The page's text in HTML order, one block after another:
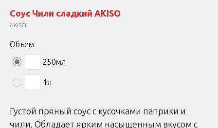
Соус Чили сладкий AKISO
AKISO
Объем
250мл
1л
Густой пряный соус с кусочками паприки и
чили. Обладает ярким насыщенным вкусом с